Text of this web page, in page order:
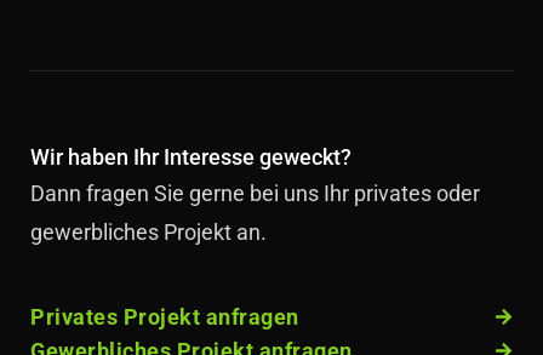
Wir haben Ihr Interesse geweckt?
Dann fragen Sie gerne bei uns Ihr privates oder
gewerbliches Projekt an.
Privates Projekt anfragen